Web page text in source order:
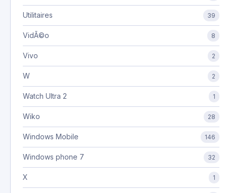
Utilitaires 39
VidÃ©o 8
Vivo 2
W 2
Watch Ultra 2 1
Wiko 28
Windows Mobile 146
Windows phone 7 32
X 1